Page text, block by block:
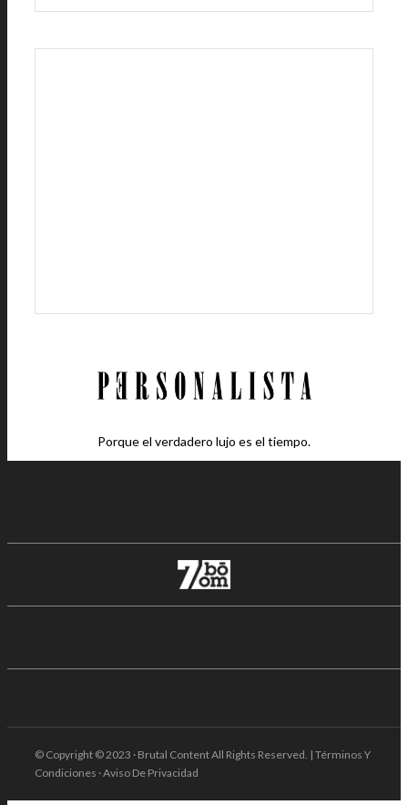
Porque el verdadero lujo es el tiempo.
© Copyright © 2023 · Brutal Content All Rights Reserved. | Términos Y
Condiciones · Aviso De Privacidad